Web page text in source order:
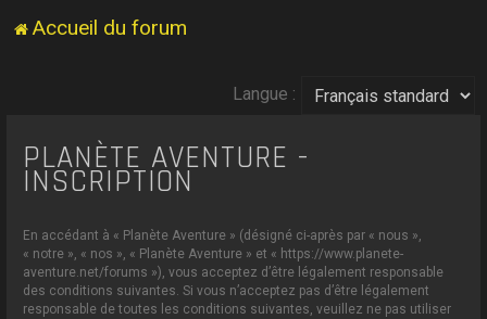
Accueil du forum
Langue :
PLANÈTE AVENTURE -
INSCRIPTION
En accédant à « Planète Aventure » (désigné ci-après par « nous »,
« notre », « nos », « Planète Aventure » et « https://www.planete-
aventure.net/forums »), vous acceptez d’être légalement responsable
des conditions suivantes. Si vous n’acceptez pas d’être légalement
responsable de toutes les conditions suivantes, veuillez ne pas utiliser